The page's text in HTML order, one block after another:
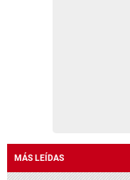
MÁS LEÍDAS